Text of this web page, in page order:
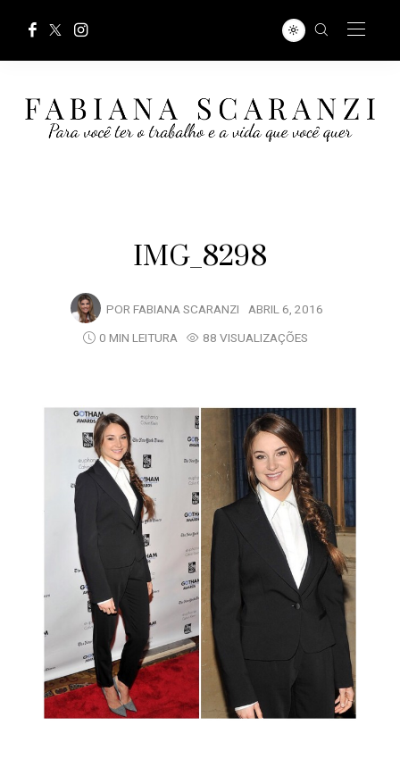
IMG_8298
POR FABIANA SCARANZI ABRIL 6, 2016
0 MIN LEITURA
88 VISUALIZAÇÕES